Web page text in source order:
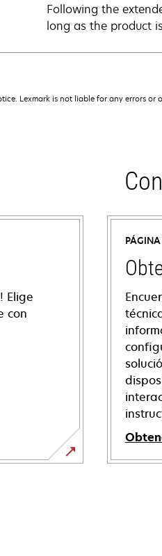
Following the
long as the product
Lexmark is not liable for any errors or
Elige
con
opens